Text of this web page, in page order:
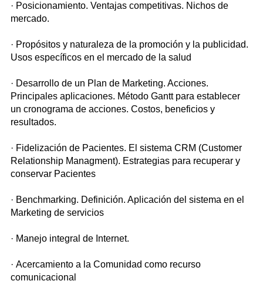
· Posicionamiento. Ventajas competitivas. Nichos de
mercado.
· Propósitos y naturaleza de la promoción y la publicidad.
Usos específicos en el mercado de la salud
· Desarrollo de un Plan de Marketing. Acciones.
Principales aplicaciones. Método Gantt para establecer
un cronograma de acciones. Costos, beneficios y
resultados.
· Fidelización de Pacientes. El sistema CRM (Customer
Relationship Managment). Estrategias para recuperar y
conservar Pacientes
· Benchmarking. Definición. Aplicación del sistema en el
Marketing de servicios
· Manejo integral de Internet.
· Acercamiento a la Comunidad como recurso
comunicacional